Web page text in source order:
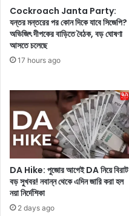
কী
ভা
বে
তা
-
ন্দো
নে
শি
য়া
কৌ
শ
ল
কা
পা
ডু
কো
ন
নে
কে
প্র
শং
সা
য়
ভ
রা
Cockroach Janta Party:
যন্তর মন্তরের পর কোন দিকে যাবে সিজেপি?
অভিজিৎ দীপকের বাড়িতে বৈঠক, বড় ঘোষণা
আসতে চলেছে
17 hours ago
DA Hike: পুজোর আগেই DA নিয়ে বিরাট
বড় সুখবর! নবান্ন থেকে এদিন জারি করা হল
নয়া নির্দেশিকা
2 days ago